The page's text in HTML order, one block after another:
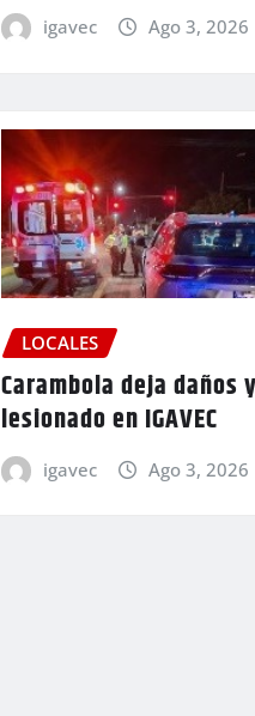
igavec Ago 3, 2026
LOCALES
Carambola deja daños
lesionado en IGAVEC
igavec Ago 3, 2026